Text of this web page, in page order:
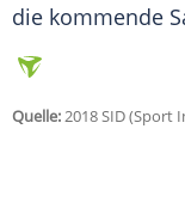
die kommende
Quelle:2018 SID (Sport